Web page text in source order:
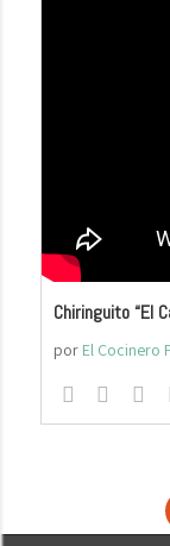
Chiringuito “El
por El Cocinero